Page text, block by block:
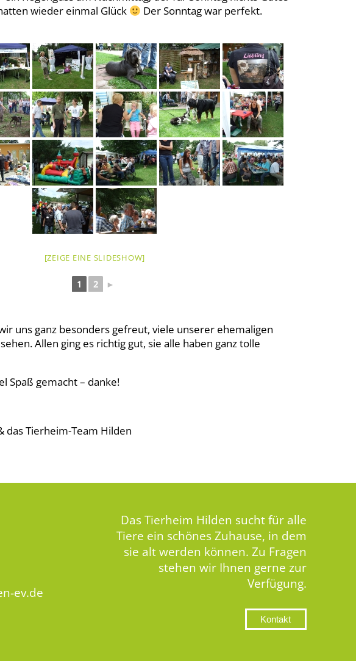
wieder einmal Glück
Der Sonntag war perfekt.
[ZEIGE EINE SLIDESHOW]
1 2 ►
uns ganz besonders gefreut, viele unserer ehemaligen
Allen ging es richtig gut, sie alle haben ganz tolle
Spaß gemacht – danke!
das Tierheim-Team Hilden
ev.de
Das Tierheim Hilden sucht für alle
Tiere ein schönes Zuhause, in dem
sie alt werden können. Zu Fragen
stehen wir Ihnen gerne zur
Verfügung.
Kontakt